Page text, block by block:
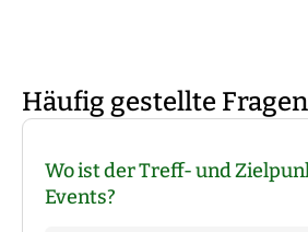
Häufig gestellte Fragen
Wo ist der Treff- und
Events?